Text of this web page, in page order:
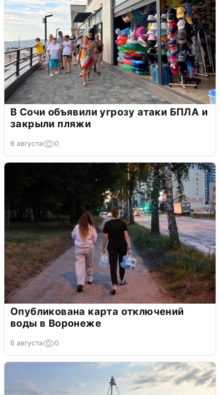
В Сочи объявили угрозу атаки БПЛА и
закрыли пляжи
6 августа 0
Опубликована карта отключений
воды в Воронеже
6 августа 0